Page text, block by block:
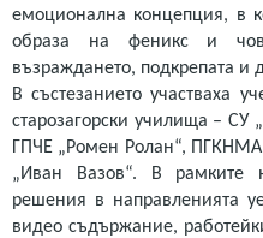
емоционална концепция, в
образа на феникс и
възраждането, подкрепата и
В състезанието участваха
старозагорски училища –
ГПЧЕ „Ромен Ролан“,
„Иван Вазов“. В рамките
решения в направленията
видео съдържание,